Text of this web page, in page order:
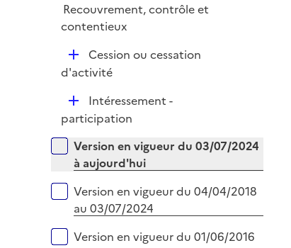
l
i
Recouvrement, contrôle et
contentieux
D
é
i
e
r
Cession ou cessation
d'activité
D
é
l
i
e
Intéressement -
participation
Versions sur la période
Version en vigueur du 03/07/2024
à aujourd'hui
Version en vigueur du 04/04/2018
au 03/07/2024
Version en vigueur du 01/06/2016